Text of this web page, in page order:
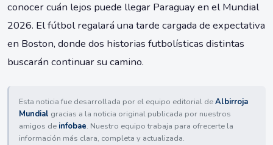
conocer cuán lejos puede llegar Paraguay en el Mundial
2026. El fútbol regalará una tarde cargada de expectativa
en Boston, donde dos historias futbolísticas distintas
buscarán continuar su camino.
Esta noticia fue desarrollada por el equipo editorial deAlbirroja
Mundial gracias a la noticia original publicada por nuestros
amigos de infobae. Nuestro equipo trabaja para ofrecerte la
información más clara, completa y actualizada.